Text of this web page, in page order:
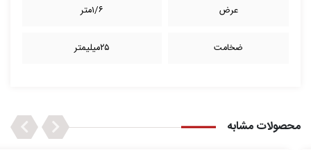
عرض ۱/۶متر
ضخامت ۲۵میلیمتر
محصولات مشابه Previous
Next